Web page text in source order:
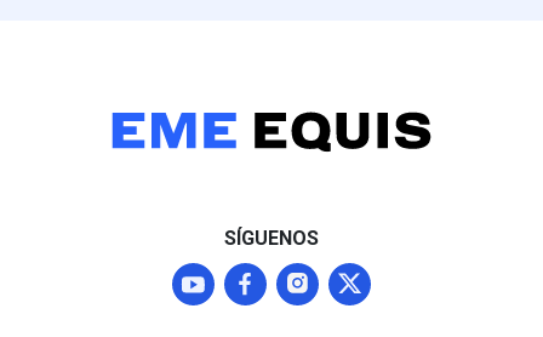
SÍGUENOS